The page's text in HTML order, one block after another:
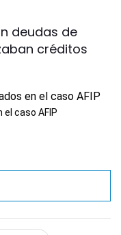
deudas de
créditos
caso AFIP